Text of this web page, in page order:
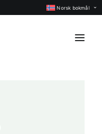
Norsk bokmål